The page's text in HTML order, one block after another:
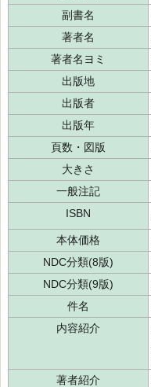
副書名
著者名
著者名ヨミ
出版地
出版者
出版年
頁数・図版
大きさ
一般注記
ISBN
本体価格
NDC分類(8版)
NDC分類(9版)
件名
内容紹介
著者紹介